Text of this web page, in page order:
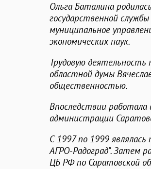
Ольга Баталина
государственной
муниципальное
экономических наук.
Трудовую деятельность
областной думы
общественностью.
Впоследствии
администрации
С 1997 по 1999
АГРО-Радоград". Затем
ЦБ РФ по Саратовской